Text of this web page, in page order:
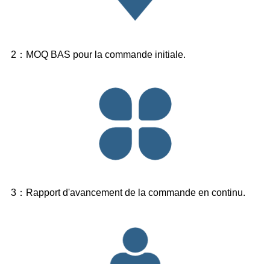
2：MOQ BAS pour la commande initiale.
3：Rapport d'avancement de la commande en continu.